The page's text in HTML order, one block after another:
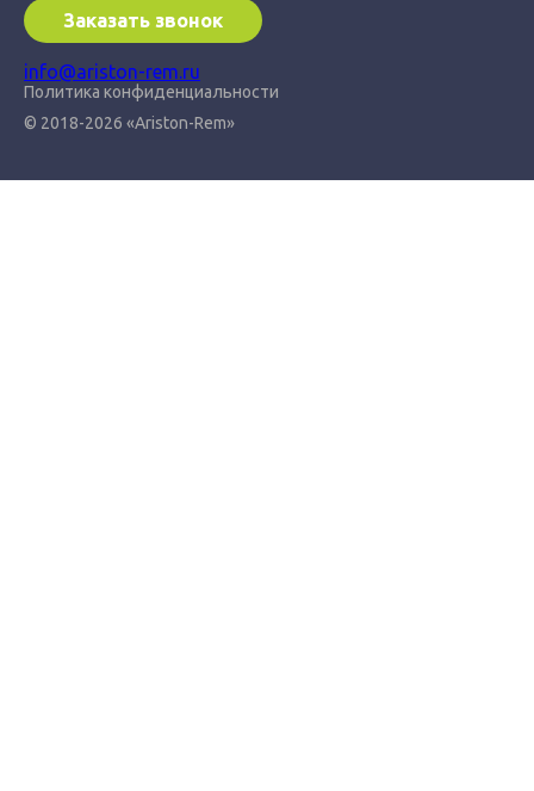
Заказать звонок
info@ariston-rem.ru
Политика конфиденциальности
© 2018-2026 «Ariston-Rem»